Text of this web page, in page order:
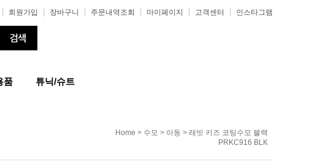
회원가입 장바구니 주문내역조회 마이페이지 고객센터 인스타그램
품 튜닉/슈트
Home > 수모 > 아동 > 래빗 키즈 코팅수모 블랙
PRKC916 BLK